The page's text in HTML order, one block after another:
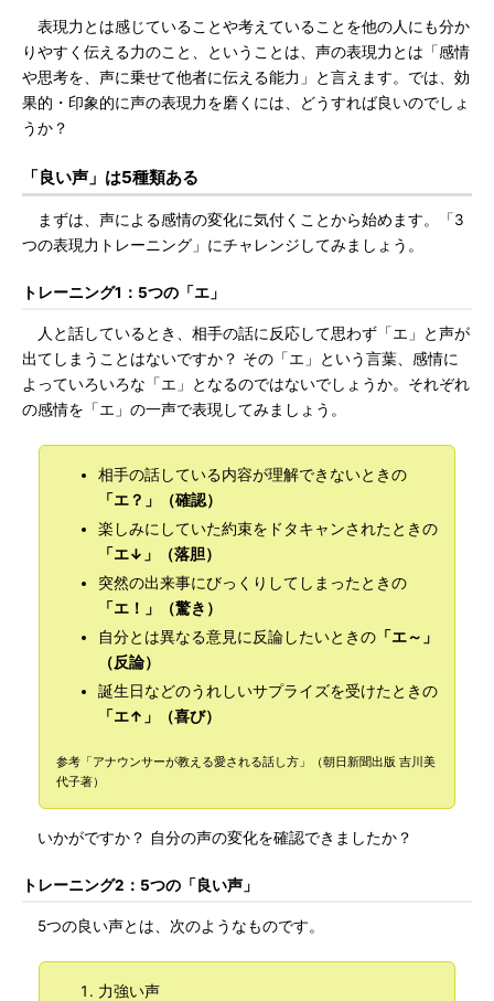
表現力とは感じていることや考えていることを他の人にも分か
りやすく伝える力のこと、ということは、声の表現力とは「感情
や思考を、声に乗せて他者に伝える能力」と言えます。では、効
果的・印象的に声の表現力を磨くには、どうすれば良いのでしょ
うか？
「良い声」は5種類ある
まずは、声による感情の変化に気付くことから始めます。「3
つの表現力トレーニング」にチャレンジしてみましょう。
トレーニング1：5つの「エ」
人と話しているとき、相手の話に反応して思わず「エ」と声が
出てしまうことはないですか？ その「エ」という言葉、感情に
よっていろいろな「エ」となるのではないでしょうか。それぞれ
の感情を「エ」の一声で表現してみましょう。
相手の話している内容が理解できないときの
「エ？」（確認）
楽しみにしていた約束をドタキャンされたときの
「エ↓」（落胆）
突然の出来事にびっくりしてしまったときの
「エ！」（驚き）
自分とは異なる意見に反論したいときの 「エ～」
（反論）
誕生日などのうれしいサプライズを受けたときの
「エ↑」（喜び）
参考「アナウンサーが教える愛される話し方」（朝日新聞出版 吉川美
代子著）
いかがですか？ 自分の声の変化を確認できましたか？
トレーニング2：5つの「良い声」
5つの良い声とは、次のようなものです。
力強い声